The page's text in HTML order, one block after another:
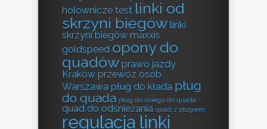
holownicze test linki od
skrzyni biegów linki
skrzyni biegów maxxis
goldspeed opony do
quadów prawo jazdy
Kraków przewóz osób
Warszawa pług do kłada pług
do quada pług do śniegu do quada
quad do odśnieżania quad z pługiem
regulacja linki